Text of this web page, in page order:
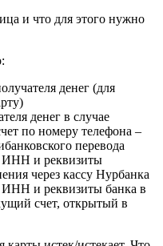
и что для этого нужно
денег (для
денег в случае
по номеру телефона –
перевода
ИНН и реквизиты
через кассу Нурбанка
ИНН и реквизиты банка в
счет, открытый в